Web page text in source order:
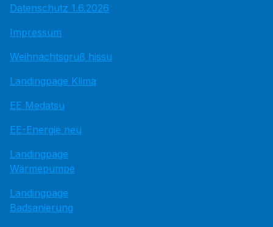
Datenschutz 1.6.2026
Impressum
Weihnachtsgruß hissu
Landingpage Klima
EE Medatsu
EE-Energie neu
Landingpage
Wärmepumpe
Landingpage
Badsanierung